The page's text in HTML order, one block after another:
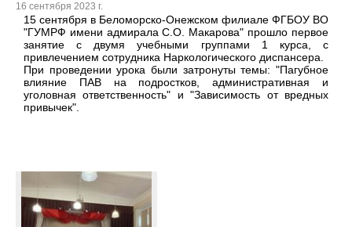
16 сентября 2023 г.
15 сентября в Беломорско-Онежском филиале ФГБОУ ВО
"ГУМРФ имени адмирала С.О. Макарова" прошло первое
занятие с двумя учебными группами 1 курса, с
привлечением сотрудника Наркологического диспансера.
При проведении урока были затронуты темы: "Пагубное
влияние ПАВ на подростков, административная и
уголовная ответственность" и "Зависимость от вредных
привычек".